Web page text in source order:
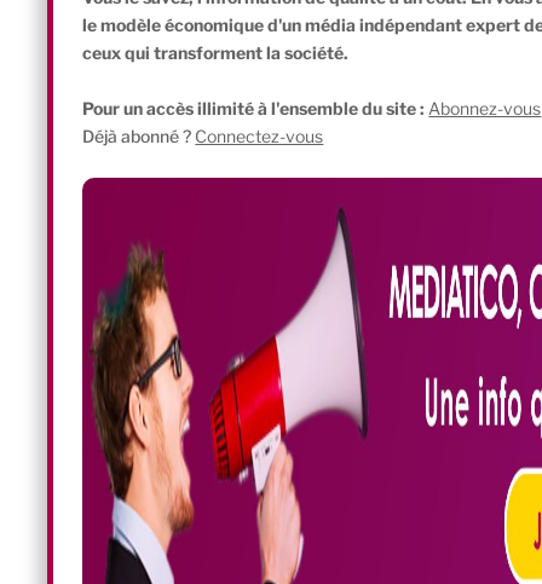
le modèle économique d'un média indépendant expert
ceux qui transforment la société.
Pour un accès illimité à l'ensemble du site : Abonnez-vous
Déjà abonné ? Connectez-vous